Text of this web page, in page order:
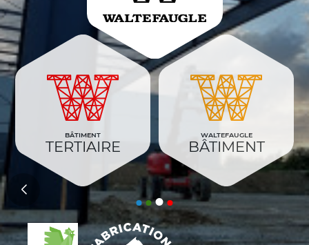
BÂTIMENT
TERTIAIRE
WALTEFAUGLE
BÂTIMENT